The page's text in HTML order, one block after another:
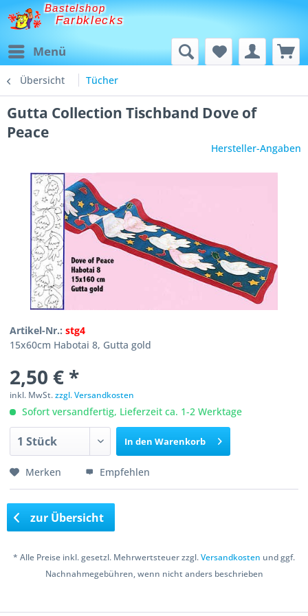
Bastelshop
Farbklecks
Menü
Übersicht Tücher
Gutta Collection Tischband Dove of
Peace
Hersteller-Angaben
Artikel-Nr.:stg4
15x60cm Habotai 8, Gutta gold
2,50 € *
inkl. MwSt.zzgl. Versandkosten
Sofort versandfertig, Lieferzeit ca. 1-2 Werktage
In den Warenkorb
Merken Empfehlen
zur Übersicht
* Alle Preise inkl. gesetzl. Mehrwertsteuer zzgl.Versandkosten und ggf.
Nachnahmegebühren, wenn nicht anders beschrieben